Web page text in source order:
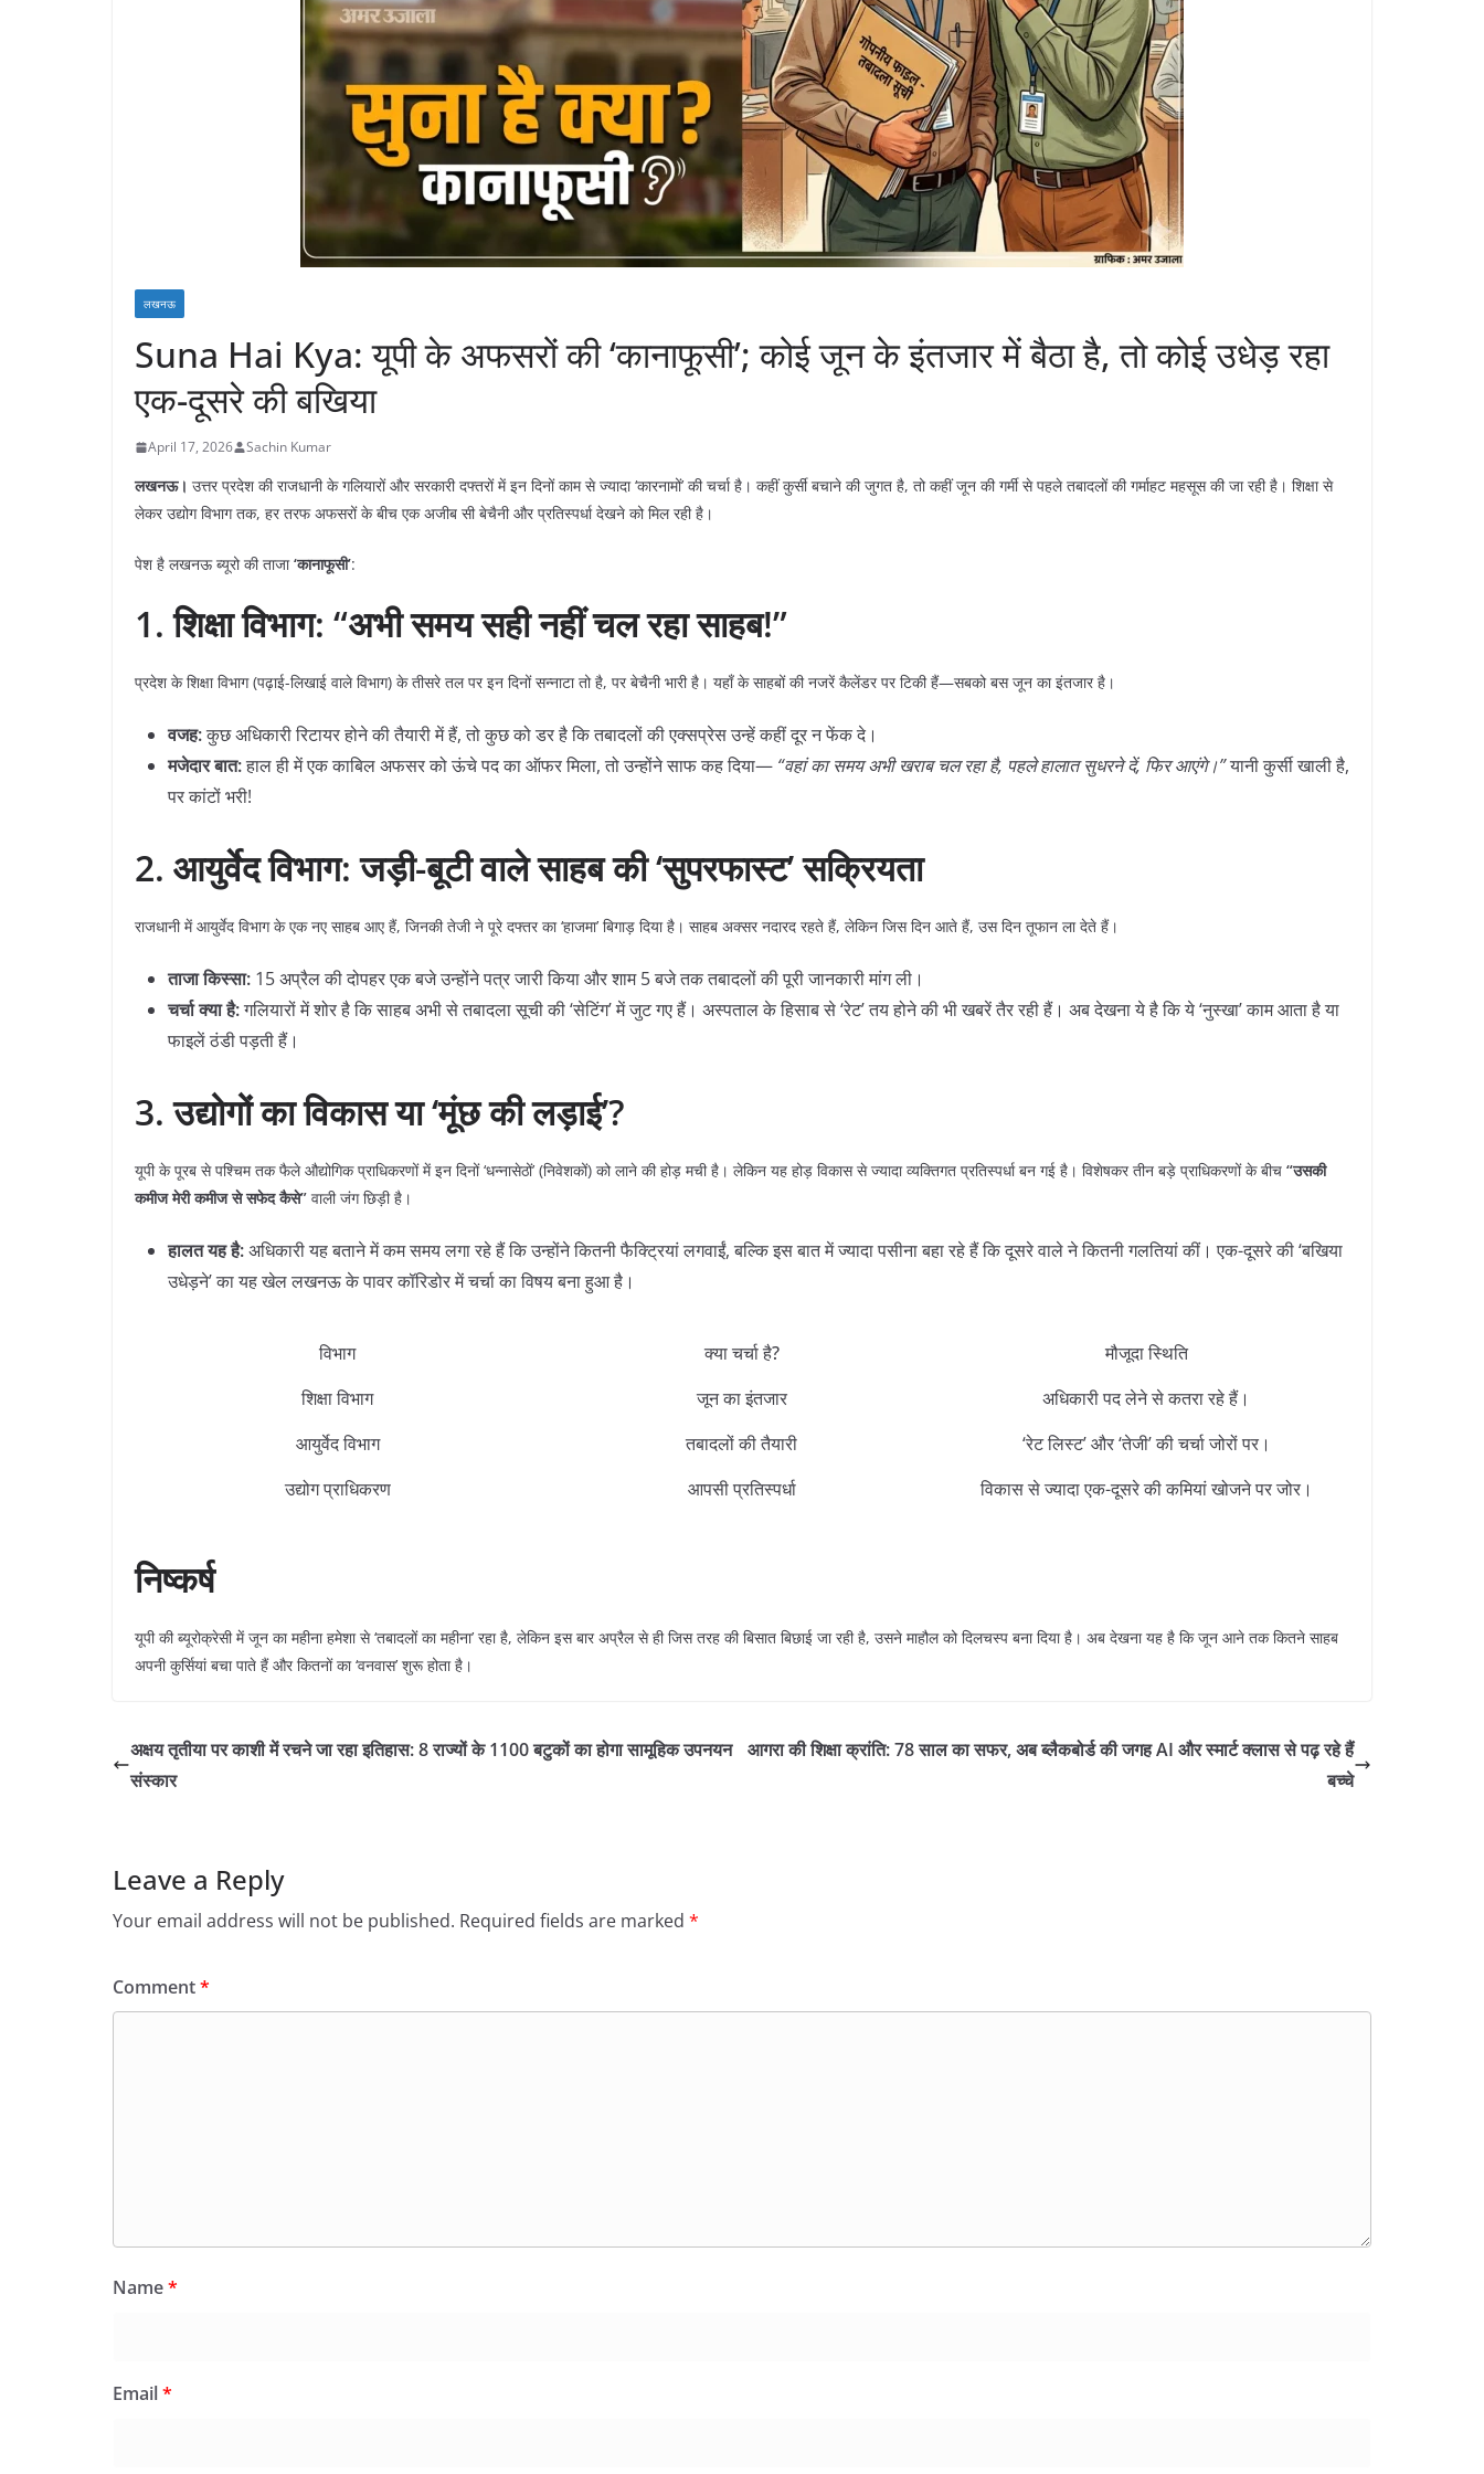
लखनऊ
​Suna Hai Kya: यूपी के अफसरों की ‘कानाफूसी’; कोई जून के इंतजार में बैठा है, तो कोई उधेड़ रहा
एक-दूसरे की बखिया
April 17, 2026 Sachin Kumar
लखनऊ। उत्तर प्रदेश की राजधानी के गलियारों और सरकारी दफ्तरों में इन दिनों काम से ज्यादा ‘कारनामों’ की चर्चा है। कहीं कुर्सी बचाने की जुगत है, तो कहीं जून की गर्मी से पहले तबादलों की गर्माहट महसूस की जा रही है। शिक्षा से
लेकर उद्योग विभाग तक, हर तरफ अफसरों के बीच एक अजीब सी बेचैनी और प्रतिस्पर्धा देखने को मिल रही है।
​पेश है लखनऊ ब्यूरो की ताजा‘कानाफूसी’:
1. शिक्षा विभाग: “अभी समय सही नहीं चल रहा साहब!”
​प्रदेश के शिक्षा विभाग (पढ़ाई-लिखाई वाले विभाग) के तीसरे तल पर इन दिनों सन्नाटा तो है, पर बेचैनी भारी है। यहाँ के साहबों की नजरें कैलेंडर पर टिकी हैं—सबको बस जून का इंतजार है।
वजह:कुछ अधिकारी रिटायर होने की तैयारी में हैं, तो कुछ को डर है कि तबादलों की एक्सप्रेस उन्हें कहीं दूर न फेंक दे।
मजेदार बात:हाल ही में एक काबिल अफसर को ऊंचे पद का ऑफर मिला, तो उन्होंने साफ कह दिया— “वहां का समय अभी खराब चल रहा है, पहले हालात सुधरने दें, फिर आएंगे।”यानी कुर्सी खाली है,
पर कांटों भरी!
2. आयुर्वेद विभाग: जड़ी-बूटी वाले साहब की ‘सुपरफास्ट’ सक्रियता
​राजधानी में आयुर्वेद विभाग के एक नए साहब आए हैं, जिनकी तेजी ने पूरे दफ्तर का ‘हाजमा’ बिगाड़ दिया है। साहब अक्सर नदारद रहते हैं, लेकिन जिस दिन आते हैं, उस दिन तूफान ला देते हैं।
ताजा किस्सा: 15 अप्रैल की दोपहर एक बजे उन्होंने पत्र जारी किया और शाम 5 बजे तक तबादलों की पूरी जानकारी मांग ली।
चर्चा क्या है:गलियारों में शोर है कि साहब अभी से तबादला सूची की ‘सेटिंग’ में जुट गए हैं। अस्पताल के हिसाब से ‘रेट’ तय होने की भी खबरें तैर रही हैं। अब देखना ये है कि ये ‘नुस्खा’ काम आता है या
फाइलें ठंडी पड़ती हैं।
3. उद्योगों का विकास या ‘मूंछ की लड़ाई’?
​यूपी के पूरब से पश्चिम तक फैले औद्योगिक प्राधिकरणों में इन दिनों ‘धन्नासेठों’ (निवेशकों) को लाने की होड़ मची है। लेकिन यह होड़ विकास से ज्यादा व्यक्तिगत प्रतिस्पर्धा बन गई है। विशेषकर तीन बड़े प्राधिकरणों के बीच “उसकी
कमीज मेरी कमीज से सफेद कैसे” वाली जंग छिड़ी है।
हालत यह है:अधिकारी यह बताने में कम समय लगा रहे हैं कि उन्होंने कितनी फैक्ट्रियां लगवाईं, बल्कि इस बात में ज्यादा पसीना बहा रहे हैं कि दूसरे वाले ने कितनी गलतियां कीं। एक-दूसरे की ‘बखिया
उधेड़ने’ का यह खेल लखनऊ के पावर कॉरिडोर में चर्चा का विषय बना हुआ है।
विभाग क्या चर्चा है?
मौजूदा स्थिति
शिक्षा विभाग
जून का इंतजार
अधिकारी पद लेने से कतरा रहे हैं।
आयुर्वेद विभाग
तबादलों की तैयारी
‘रेट लिस्ट’ और ‘तेजी’ की चर्चा जोरों पर।
उद्योग प्राधिकरण
आपसी प्रतिस्पर्धा विकास से ज्यादा एक-दूसरे की कमियां खोजने पर जोर।
निष्कर्ष
​यूपी की ब्यूरोक्रेसी में जून का महीना हमेशा से ‘तबादलों का महीना’ रहा है, लेकिन इस बार अप्रैल से ही जिस तरह की बिसात बिछाई जा रही है, उसने माहौल को दिलचस्प बना दिया है। अब देखना यह है कि जून आने तक कितने साहब
अपनी कुर्सियां बचा पाते हैं और कितनों का ‘वनवास’ शुरू होता है।
अक्षय तृतीया पर काशी में रचने जा रहा इतिहास: 8 राज्यों के 1100 बटुकों का होगा सामूहिक उपनयन
संस्कार
आगरा की शिक्षा क्रांति: 78 साल का सफर, अब ब्लैकबोर्ड की जगह AI और स्मार्ट क्लास से पढ़ रहे हैं
बच्चे
Leave a Reply
Your email address will not be published. Required fields are marked *
Comment*
Name*
Email*